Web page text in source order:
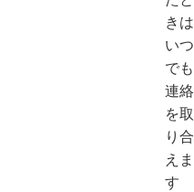
きは
いつ
でも
連絡
を取
り合
えま
す